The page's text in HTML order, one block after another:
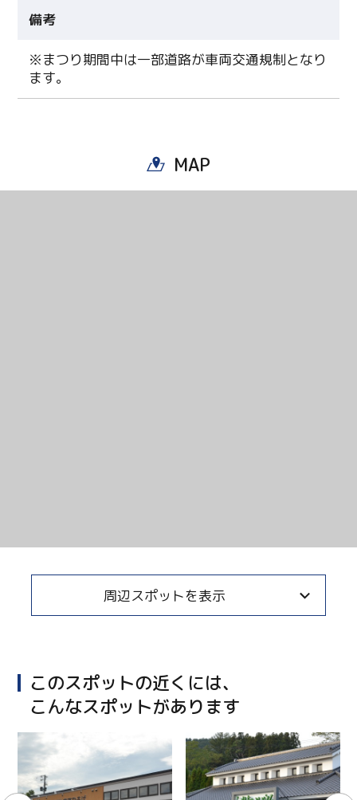
備考
※まつり期間中は一部道路が車両交通規制となり
ます。
MAP
周辺スポットを表示
このスポットの近くには、
こんなスポットがあります
Line
Copy URL